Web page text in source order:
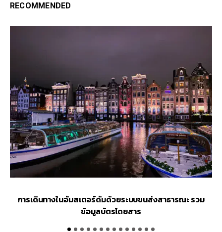
RECOMMENDED
การเดินทางในอัมสเตอร์ดัมด้วยระบบขนส่งสาธารณะ รวม
ข้อมูลบัตรโดยสาร